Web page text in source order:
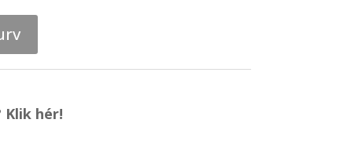
Klik hér!